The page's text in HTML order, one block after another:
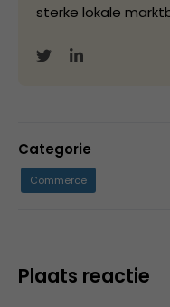
sterke lokale
Categorie
Commerce
Plaats reactie